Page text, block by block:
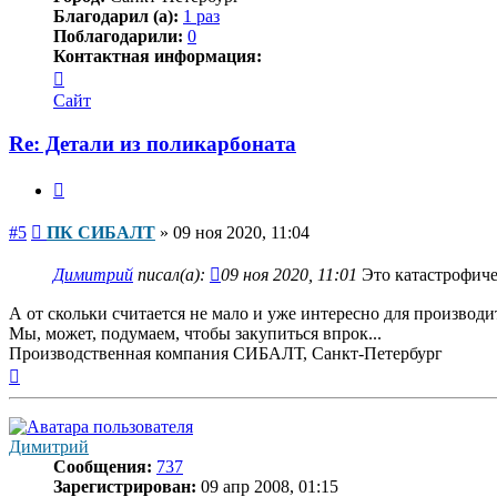
Благодарил (а): 1 раз
Поблагодарили: 0
Контактная информация:
информация
пользователя
СИБАЛТ
Сайт
Re: Детали из поликарбоната
#5 Сообщение
ПК СИБАЛТ » 09 ноя 2020, 11:04
Димитрий писал(а): 09 ноя 2020, 11:01 Это
А от скольки считается не мало и уже интересно для
Мы, может, подумаем, чтобы закупиться впрок...
Производственная компания СИБАЛТ, Санкт-Петербург
Димитрий
Сообщения: 737
Зарегистрирован: 09 апр 2008, 01:15